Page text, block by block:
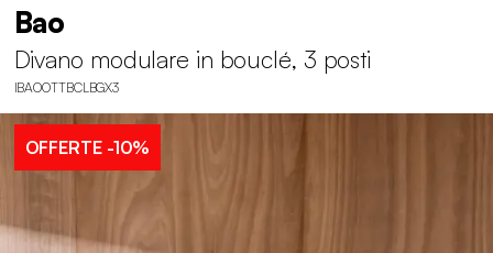
Bao
Divano modulare in bouclé, 3 posti
IBAOOTTBCLBGX3
OFFERTE-10%